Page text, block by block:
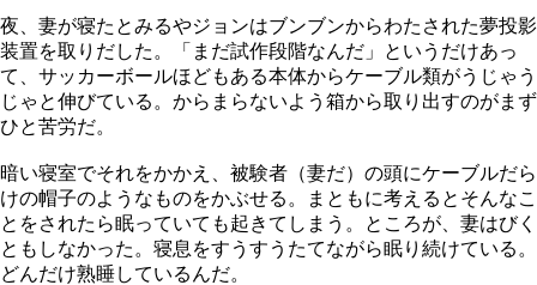
夜、妻が寝たとみるやジョンはブンブンからわたされた夢投影
装置を取りだした。「まだ試作段階なんだ」というだけあっ
て、サッカーボールほどもある本体からケーブル類がうじゃう
じゃと伸びている。からまらないよう箱から取り出すのがまず
ひと苦労だ。
暗い寝室でそれをかかえ、被験者（妻だ）の頭にケーブルだら
けの帽子のようなものをかぶせる。まともに考えるとそんなこ
とをされたら眠っていても起きてしまう。ところが、妻はびく
ともしなかった。寝息をすうすうたてながら眠り続けている。
どんだけ熟睡しているんだ。